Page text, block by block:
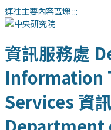
連往主要內容區塊:::
資訊服務處
Information
Services 資